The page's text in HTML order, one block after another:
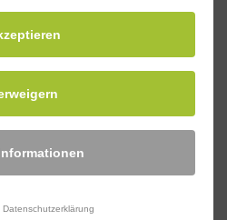
Standard-GFK-Profile
Datenschutzerklärung